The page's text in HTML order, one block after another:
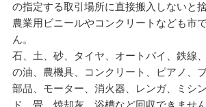
の指定する取引場所に直接搬入しないと
農業用ビニールやコンクリートなども市
ん。
石、土、砂、タイヤ、オートバイ、鉄線
の油、農機具、コンクリート、ピアノ、
部品、モーター、消火器、レンガ、ミシ